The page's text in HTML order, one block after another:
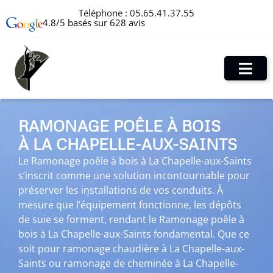
Téléphone : 05.65.41.37.55
4.8/5 basés sur 628 avis
RAMONAGE POÊLE À BOIS
À LA CHAPELLE-AUX-SAINTS
Le Ramonage poêle à bois à La Chapelle-aux-Saints
s’inscrit comme une solution incontournable pour
préserver les installations de vos conduits. À
mesure que l’équipement fonctionne, les dépôts
de suie se forment, rendant le Ramonage poêle à
bois à La Chapelle-aux-Saints fondamental. Que ce
soit pour ramonage chaudière à La Chapelle-aux-
Saints ou ramonage de cheminée à La Chapelle-